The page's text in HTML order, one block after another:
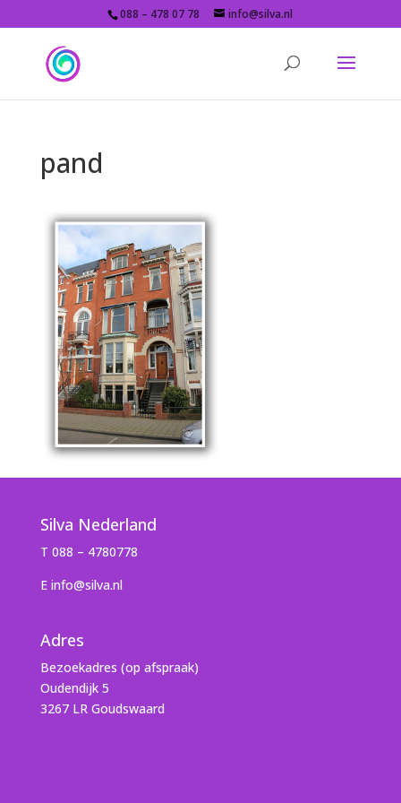
088 – 478 07 78 info@silva.nl
pand
Silva Nederland
T 088 – 4780778
E info@silva.nl
Adres
Bezoekadres (op afspraak)
Oudendijk 5
3267 LR Goudswaard